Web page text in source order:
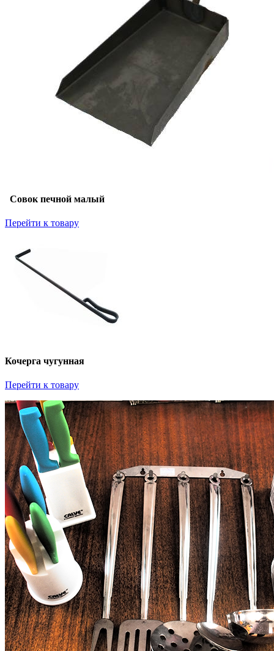
Совок печной малый
Перейти к товару
Кочерга чугунная
Перейти к товару